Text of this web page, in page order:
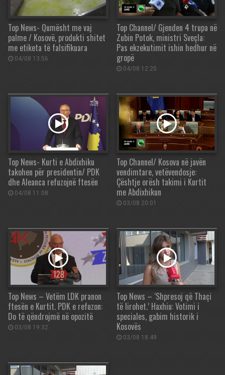
Top News- Qumësht me vaj
palme / Kosovë, produkti shitet
me etiketa të falsifikuara
04/08 13:56
Top Channel/ Gjenden 4 trupa në
Zubin Potok, ministri Sveçla:
Pas ekzekutimit ishin hedhur në
gropë
04/08 12:20
Top News- Kurti e Abdixhiku
takohen për presidentin/ PDK
dhe Aleanca refuzojnë ftesën
04/08 11:08
Top Channel/ Kosova në javën
vendimtare, vetëvendosje:
Çështje orësh takimi i Kurtit
me Abdixhikun
03/08 20:01
Top News – Vetëm LDK pranon
ftesën e Kurtit. PDK e refuzon:
Do të qëndrojmë në opozitë
03/08 19:32
Top News – ‘Shpresoj që Thaçi
të lirohet.’ Haxhiu: Votimi i
speciales, gabim historik i
Kosovës
03/08 18:49